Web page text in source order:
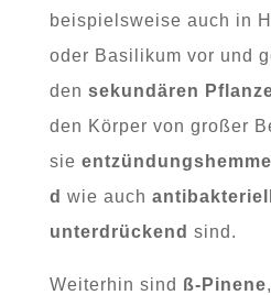
beispielsweise auch in
oder Basilikum vor und
den sekundären
den Körper von großer
sie
d wie auch antibakteriell
unterdrückend sind.
Weiterhin sind ß-Pinene